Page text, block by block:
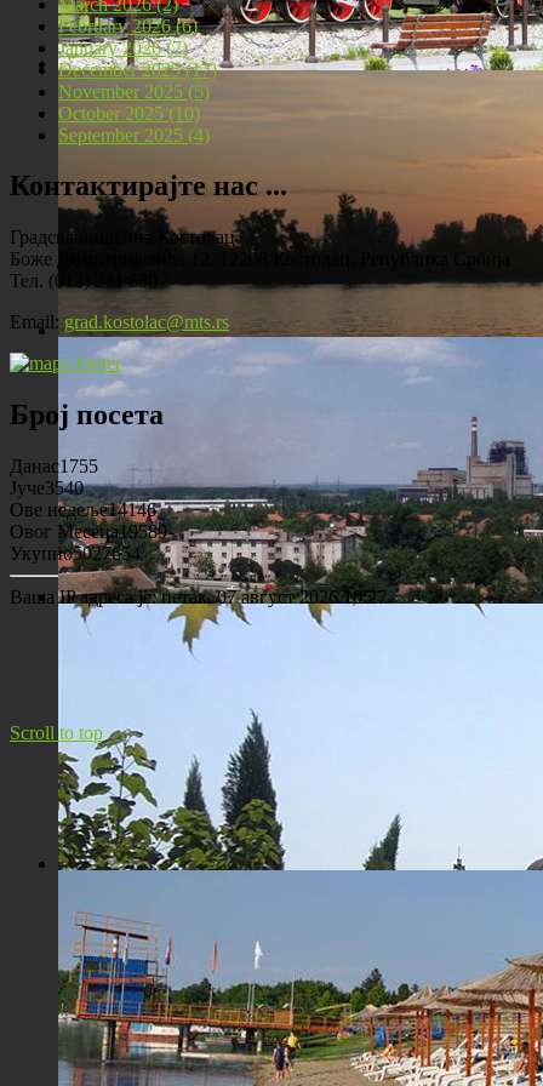
Локомотива у центру Костолца
Костолац на Дунаву
Панорама Костолца
February 2026 (6)
January 2026 (7)
December 2025 (17)
November 2025 (5)
October 2025 (10)
September 2025 (4)
Контактирајте нас ...
Градска општина Костолац
Боже Димитријевића 12, 12208 Костолац, Република Србија
Тел. (012) 241 830
Email: grad.kostolac@mts.rs
Број посета
Данас1755
Јуче3540
Ове недеље14146
Овог Месеца19589
Укупно5027654
Ваша IP адреса је:петак, 07 август 2026 10:27
Scroll to top